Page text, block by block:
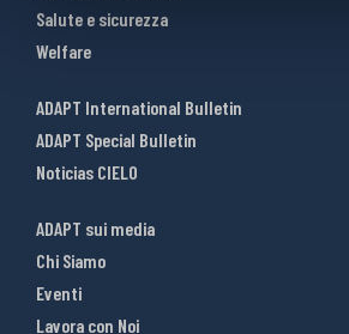
Salute e sicurezza
Welfare
ADAPT International Bulletin
ADAPT Special Bulletin
Noticias CIELO
ADAPT sui media
Chi Siamo
Eventi
Lavora con Noi